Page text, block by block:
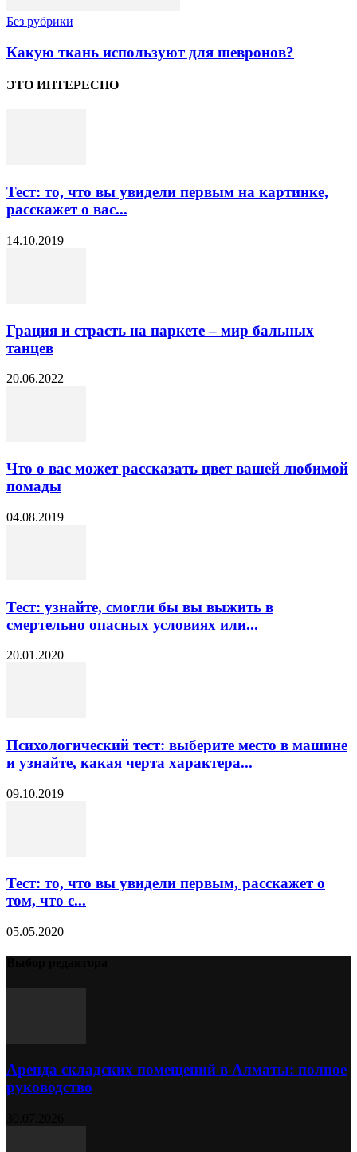
Без рубрики
Какую ткань используют для шевронов?
ЭТО ИНТЕРЕСНО
Тест: то, что вы увидели первым на картинке,
расскажет о вас...
14.10.2019
Грация и страсть на паркете – мир бальных
танцев
20.06.2022
Что о вас может рассказать цвет вашей любимой
помады
04.08.2019
Тест: узнайте, смогли бы вы выжить в
смертельно опасных условиях или...
20.01.2020
Психологический тест: выберите место в машине
и узнайте, какая черта характера...
09.10.2019
Тест: то, что вы увидели первым, расскажет о
том, что с...
05.05.2020
Аренда складских помещений в Алматы: полное
руководство